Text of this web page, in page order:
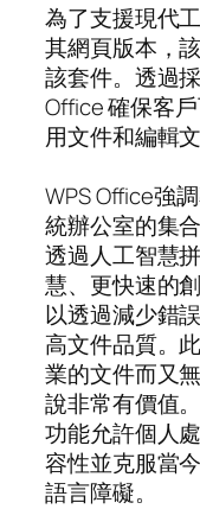
為了支援現代
其網頁版本，
該套件。透過
Office 確保客
用文件和編輯文
WPS Office強
統辦公室的集
透過人工智慧
慧、更快速的
以透過減少錯
高文件品質。
業的文件而又
說非常有價值
功能允許個人
容性並克服當
語言障礙。